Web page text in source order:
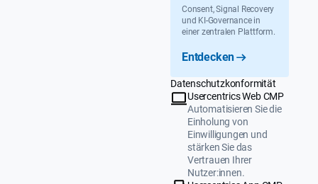
Consent, Signal Recovery
und KI-Governance in
einer zentralen Plattform.
Entdecken
Datenschutzkonformität
Usercentrics Web CMP
Automatisieren Sie die
Einholung von
Einwilligungen und
stärken Sie das
Vertrauen Ihrer
Nutzer:innen.